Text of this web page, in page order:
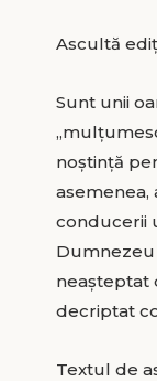
Ascultă
Sunt unii
noștință
asemenea,
conducerii
neașteptat
decriptat
Textul de